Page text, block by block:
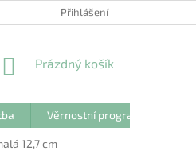
Přihlášení
NÁKUPNÍ
Prázdný košík
Věrnostní program
12,7 cm